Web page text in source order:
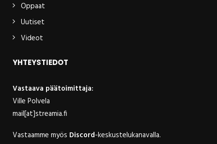
Oppaat
Uutiset
Videot
YHTEYSTIEDOT
Vastaava päätoimittaja:
Ville Polvela
mail[at]streamia.fi
Vastaamme myös Discord-keskustelukanavalla.